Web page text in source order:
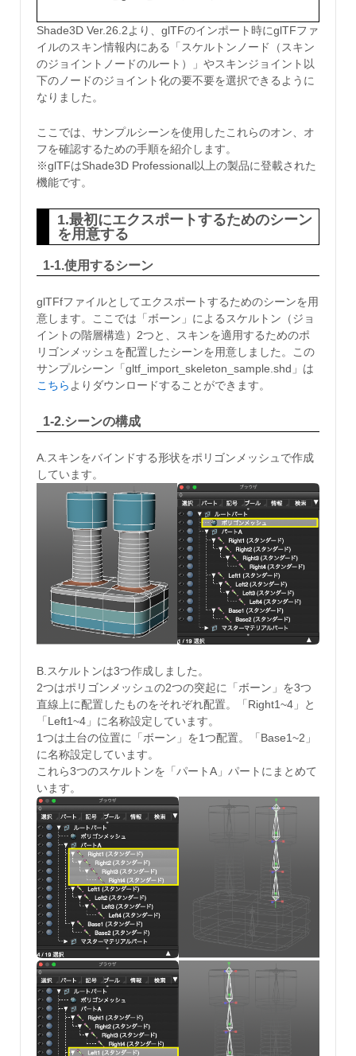
Shade3D Ver.26.2より、glTFのインポート時にglTFファ
イルのスキン情報内にある「スケルトンノード（スキン
のジョイントノードのルート）」やスキンジョイント以
下のノードのジョイント化の要不要を選択できるように
なりました。
ここでは、サンプルシーンを使用したこれらのオン、オ
フを確認するための手順を紹介します。
※glTFはShade3D Professional以上の製品に登載された
機能です。
1.最初にエクスポートするためのシーン
を用意する
1-1.使用するシーン
glTFfファイルとしてエクスポートするためのシーンを用
意します。ここでは「ボーン」によるスケルトン（ジョ
イントの階層構造）2つと、スキンを適用するためのポ
リゴンメッシュを配置したシーンを用意しました。この
サンプルシーン「gltf_import_skeleton_sample.shd」は
こちらよりダウンロードすることができます。
1-2.シーンの構成
A.スキンをバインドする形状をポリゴンメッシュで作成
しています。
B.スケルトンは3つ作成しました。
2つはポリゴンメッシュの2つの突起に「ボーン」を3つ
直線上に配置したものをそれぞれ配置。「Right1~4」と
「Left1~4」に名称設定しています。
1つは土台の位置に「ボーン」を1つ配置。「Base1~2」
に名称設定しています。
これら3つのスケルトンを「パートA」パートにまとめて
います。